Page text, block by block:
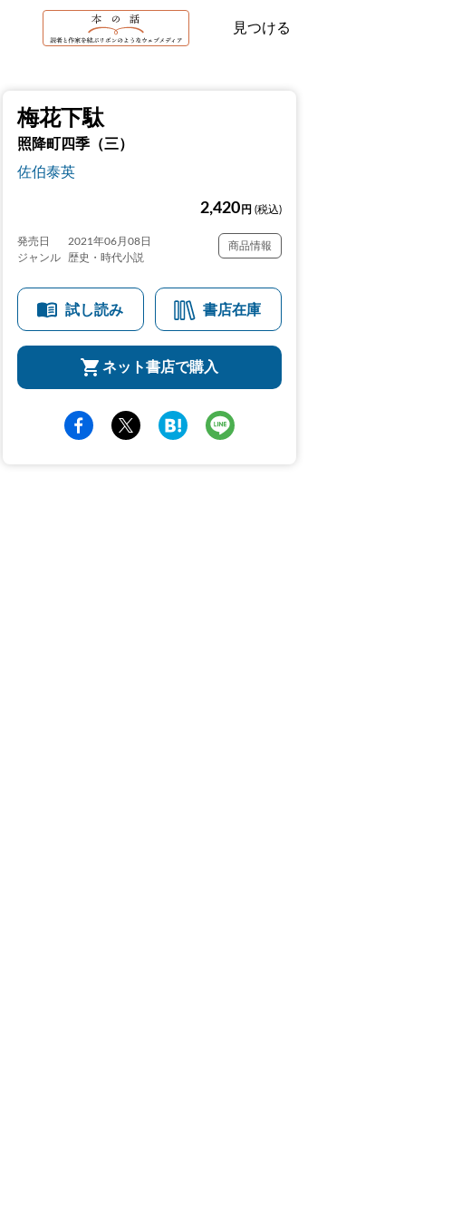
見つける
梅花下駄
照降町四季（三）
佐伯泰英
2,420 円 (税込)
発売日
2021年06月08日
ジャンル
歴史・時代小説
商品情報
試し読み 書店在庫
ネット書店で購入